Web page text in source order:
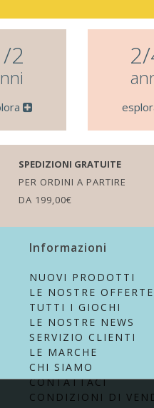
2
SPEDIZIONI GRATUITE
PER ORDINI A PARTIRE
DA 199,00€
Informazioni
NUOVI PRODOTTI
LE NOSTRE OFFERTE
TUTTI I GIOCHI
LE NOSTRE NEWS
SERVIZIO CLIENTI
LE MARCHE
CHI SIAMO
CONTATTACI
CONDIZIONI DI